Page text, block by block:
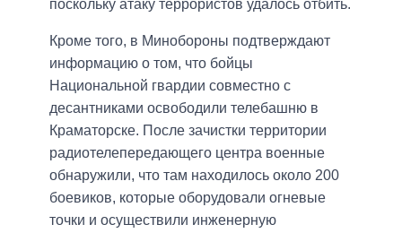
поскольку атаку террористов удалось отбить.
Кроме того, в Минобороны подтверждают
информацию о том, что бойцы
Национальной гвардии совместно с
десантниками освободили телебашню в
Краматорске. После зачистки территории
радиотелепередающего центра военные
обнаружили, что там находилось около 200
боевиков, которые оборудовали огневые
точки и осуществили инженерную